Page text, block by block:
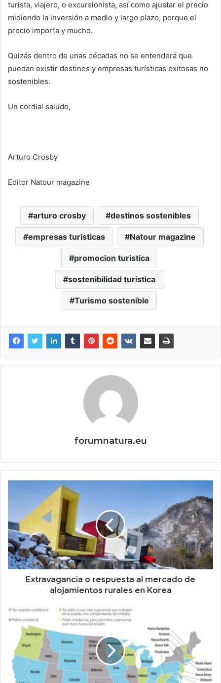
turista, viajero, o excursionista, así como ajustar el precio
midiendo la inversión a medio y largo plazo, porque el
precio importa y mucho.
Quizás dentro de unas décadas no se entenderá que
puedan existir destinos y empresas turísticas exitosas no
sostenibles.
Un cordial saludo,
Arturo Crosby
Editor Natour magazine
arturo crosby destinos sostenibles
empresas turisticas Natour magazine
promocion turistica
sostenibilidad turistica
Turismo sostenible
forumnatura.eu
Extravagancia o respuesta al mercado de
alojamientos rurales en Korea